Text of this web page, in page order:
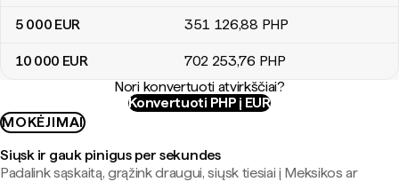
5 000 EUR 351 126,88 PHP
10 000 EUR 702 253,76 PHP
Nori konvertuoti atvirkščiai?
Konvertuoti PHP į EUR
MOKĖJIMAI
Siųsk ir gauk pinigus per sekundes
Padalink sąskaitą, grąžink draugui, siųsk tiesiai į Meksikos ar